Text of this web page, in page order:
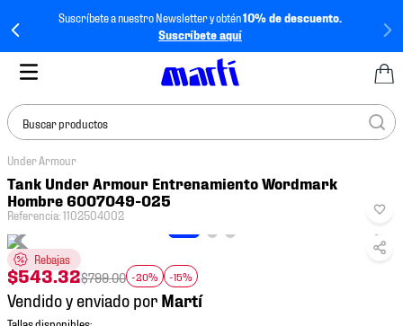
Suscríbete a nuestro Newsletter y obtén10% de descuento.
Suscríbete aquí
Buscar productos
Under Armour
Tank Under Armour Entrenamiento Wordmark
Hombre 6007049-025
Referencia:1102504002
Rebajas
$543.32$799.00 -20% -15%
Vendido y enviado por
TÉRMINOS MÁS
BUSCADOS
1.
tenis mujer
2.
tenis hombre
3.
tenis
4
jersey